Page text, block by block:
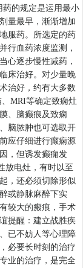
的规定是运用最小
量最早，渐渐增加
服药。所选定的药
行血药浓度监测，
心逐步慢性减药，
床治好。对少量晚
治好，约有大多数
MRI等确定致痫灶
、脑癫痕及致痫
脑脓肿也可选取开
应仔细进行癫痫源
，但诱发癫痫发
放电灶，有时以至
，还必须切除形似
或静脉麻醉下实
较大的瘢痕，手术
提醒：建立战胜疾
已不妨人等心理障
必要长时刻的治疗
业的治疗，是完全